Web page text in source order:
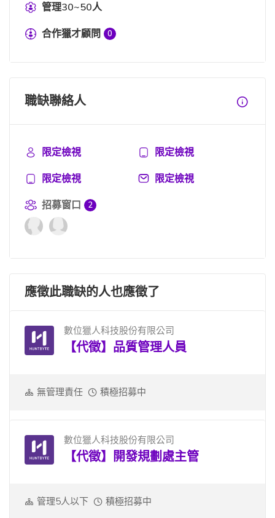
管理30~50人
合作獵才顧問
0
職缺聯絡人
限定檢視
限定檢視
限定檢視
限定檢視
招募窗口
2
應徵此職缺的人也應徵了
數位獵人科技股份有限公司
【代徵】品質管理人員
無管理責任 積極招募中
數位獵人科技股份有限公司
【代徵】開發規劃處主管
管理5人以下 積極招募中